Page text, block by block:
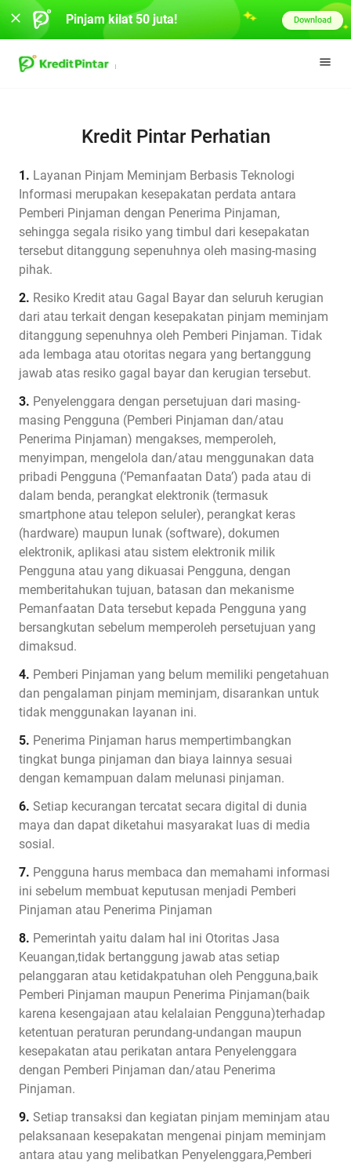
Kredit Pintar Perhatian
1. Layanan Pinjam Meminjam Berbasis Teknologi
Informasi merupakan kesepakatan perdata antara
Pemberi Pinjaman dengan Penerima Pinjaman,
sehingga segala risiko yang timbul dari kesepakatan
tersebut ditanggung sepenuhnya oleh masing-masing
pihak.
2. Resiko Kredit atau Gagal Bayar dan seluruh kerugian
dari atau terkait dengan kesepakatan pinjam meminjam
ditanggung sepenuhnya oleh Pemberi Pinjaman. Tidak
ada lembaga atau otoritas negara yang bertanggung
jawab atas resiko gagal bayar dan kerugian tersebut.
3. Penyelenggara dengan persetujuan dari masing-
masing Pengguna (Pemberi Pinjaman dan/atau
Penerima Pinjaman) mengakses, memperoleh,
menyimpan, mengelola dan/atau menggunakan data
pribadi Pengguna (‘Pemanfaatan Data’) pada atau di
dalam benda, perangkat elektronik (termasuk
smartphone atau telepon seluler), perangkat keras
(hardware) maupun lunak (software), dokumen
elektronik, aplikasi atau sistem elektronik milik
Pengguna atau yang dikuasai Pengguna, dengan
memberitahukan tujuan, batasan dan mekanisme
Pemanfaatan Data tersebut kepada Pengguna yang
bersangkutan sebelum memperoleh persetujuan yang
dimaksud.
4. Pemberi Pinjaman yang belum memiliki pengetahuan
dan pengalaman pinjam meminjam, disarankan untuk
tidak menggunakan layanan ini.
5. Penerima Pinjaman harus mempertimbangkan
tingkat bunga pinjaman dan biaya lainnya sesuai
dengan kemampuan dalam melunasi pinjaman.
6. Setiap kecurangan tercatat secara digital di dunia
maya dan dapat diketahui masyarakat luas di media
sosial.
7. Pengguna harus membaca dan memahami informasi
ini sebelum membuat keputusan menjadi Pemberi
Pinjaman atau Penerima Pinjaman
8. Pemerintah yaitu dalam hal ini Otoritas Jasa
Keuangan,tidak bertanggung jawab atas setiap
pelanggaran atau ketidakpatuhan oleh Pengguna,baik
Pemberi Pinjaman maupun Penerima Pinjaman(baik
karena kesengajaan atau kelalaian Pengguna)terhadap
ketentuan peraturan perundang-undangan maupun
kesepakatan atau perikatan antara Penyelenggara
dengan Pemberi Pinjaman dan/atau Penerima
Pinjaman.
9. Setiap transaksi dan kegiatan pinjam meminjam atau
pelaksanaan kesepakatan mengenai pinjam meminjam
antara atau yang melibatkan Penyelenggara,Pemberi
Pinjam kilat 50 juta! Download